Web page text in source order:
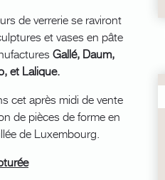
de verrerie se raviront
et vases en pâte
Gallé, Daum,
et Lalique.
cet après midi de vente
de pièces de forme en
de Luxembourg.